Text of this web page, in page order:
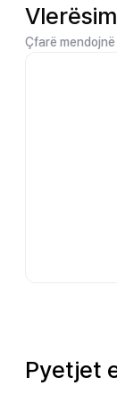
Çfarë
Pyetjet